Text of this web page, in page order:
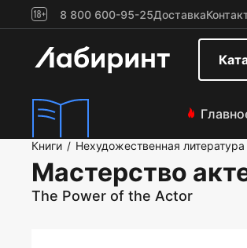
8 800 600-95-25Доставка
Книги / Нехудожественная литература
Мастерство
The Power of the Actor